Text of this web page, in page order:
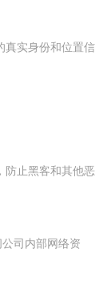
真实身份和位置信
防止黑客和其他恶
司内部网络资